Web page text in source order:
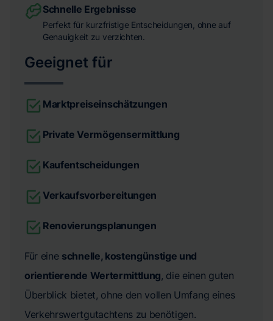
Schnelle Ergebnisse
Perfekt für kurzfristige Entscheidungen, ohne auf
Genauigkeit zu verzichten.
Geeignet für
Marktpreiseinschätzungen
Private Vermögensermittlung
Kaufentscheidungen
Verkaufsvorbereitungen
Renovierungsplanungen
Für eine schnelle, kostengünstige und
orientierende Wertermittlung, die einen guten
Überblick bietet, ohne den vollen Umfang eines
Verkehrswertgutachtens zu benötigen.